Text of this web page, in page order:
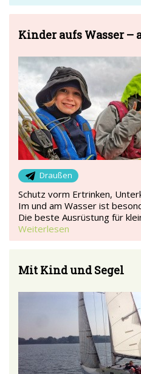
Kinder aufs Wasser –
Draußen
Schutz vorm Ertrinken,
Im und am Wasser ist
Die beste Ausrüstung für
Weiterlesen
Mit Kind und Segel